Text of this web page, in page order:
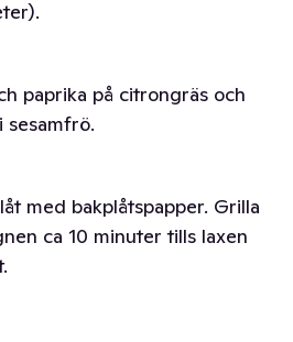
paprika på citrongräs och
sesamfrö.
med bakplåtspapper. Grilla
ca 10 minuter tills laxen